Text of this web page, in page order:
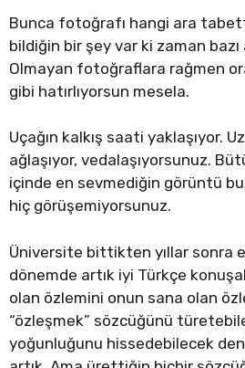
Bunca fotoğrafı hangi ara
bildiğin bir şey var ki zaman bazı
Olmayan fotoğraflara rağmen
gibi hatırlıyorsun mesela.
Uçağın kalkış saati yaklaşıyor.
ağlaşıyor, vedalaşıyorsunuz.
içinde en sevmediğin görüntü
hiç görüşemiyorsunuz.
Üniversite bittikten yıllar sonra
dönemde artık iyi Türkçe
olan özlemini onun sana olan
“özleşmek” sözcüğünü
yoğunluğunu hissedebilecek